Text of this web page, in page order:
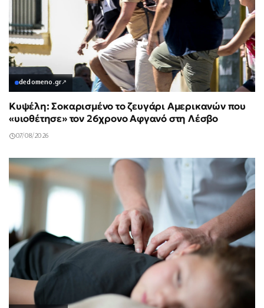
dedomeno.gr↗
Κυψέλη: Σοκαρισμένο το ζευγάρι Αμερικανών που
«υιοθέτησε» τον 26χρονο Αφγανό στη Λέσβο
07/08/2026